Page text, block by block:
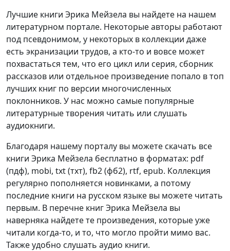
Лучшие книги Эрика Мейзела вы найдете на нашем
литературном портале. Некоторые авторы работают
под псевдонимом, у некоторых в коллекции даже
есть экранизации трудов, а кто-то и вовсе может
похвастаться тем, что его цикл или серия, сборник
рассказов или отдельное произведение попало в топ
лучших книг по версии многочисленных
поклонников. У нас можно самые популярные
литературные творения читать или слушать
аудиокниги.
Благодаря нашему порталу вы можете скачать все
книги Эрика Мейзела бесплатно в форматах: pdf
(пдф), mobi, txt (тхт), fb2 (фб2), rtf, epub. Коллекция
регулярно пополняется новинками, а потому
последние книги на русском языке вы можете читать
первым. В перечне книг Эрика Мейзела вы
наверняка найдете те произведения, которые уже
читали когда-то, и то, что могло пройти мимо вас.
Также удобно слушать аудио книги.